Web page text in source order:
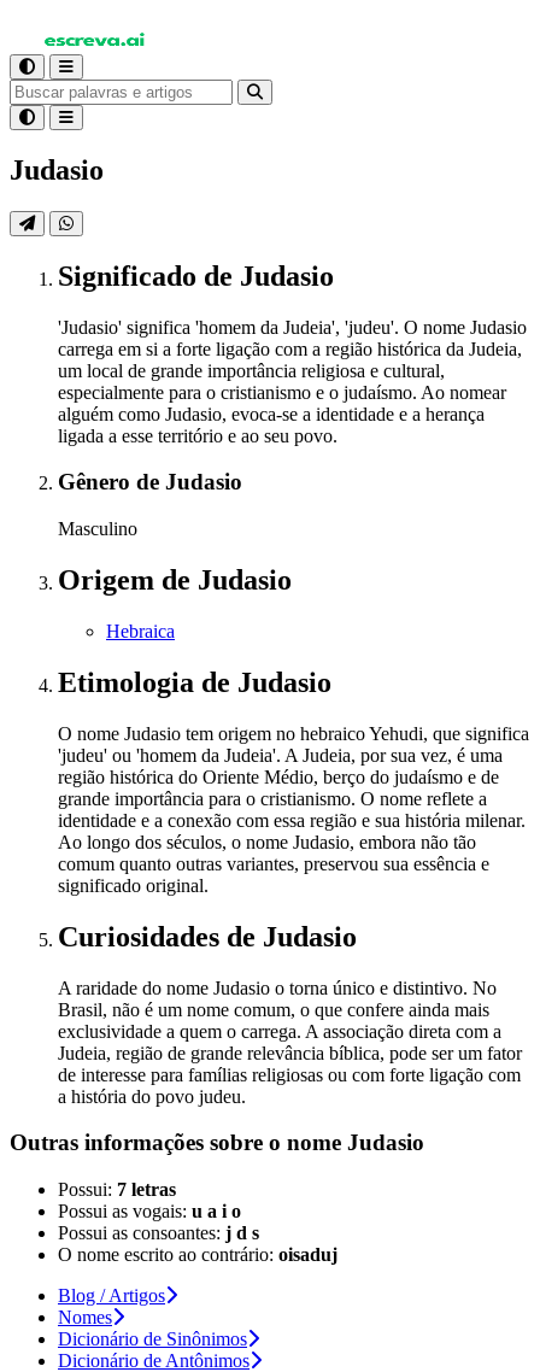
Judasio
Significado de Judasio
'Judasio' significa 'homem da Judeia', 'judeu'. O nome Judasio
carrega em si a forte ligação com a região histórica da Judeia,
um local de grande importância religiosa e cultural,
especialmente para o cristianismo e o judaísmo. Ao nomear
alguém como Judasio, evoca-se a identidade e a herança
ligada a esse território e ao seu povo.
Gênero de Judasio
Masculino
Origem de Judasio
Hebraica
Etimologia de Judasio
O nome Judasio tem origem no hebraico Yehudi, que significa
'judeu' ou 'homem da Judeia'. A Judeia, por sua vez, é uma
região histórica do Oriente Médio, berço do judaísmo e de
grande importância para o cristianismo. O nome reflete a
identidade e a conexão com essa região e sua história milenar.
Ao longo dos séculos, o nome Judasio, embora não tão
comum quanto outras variantes, preservou sua essência e
significado original.
Curiosidades de Judasio
A raridade do nome Judasio o torna único e distintivo. No
Brasil, não é um nome comum, o que confere ainda mais
exclusividade a quem o carrega. A associação direta com a
Judeia, região de grande relevância bíblica, pode ser um fator
de interesse para famílias religiosas ou com forte ligação com
a história do povo judeu.
Outras informações sobre o nome Judasio
Possui: 7 letras
Possui as vogais: u a i o
Possui as consoantes: j d s
O nome escrito ao contrário: oisaduj
Blog / Artigos
Nomes
Dicionário de Sinônimos
Dicionário de Antônimos